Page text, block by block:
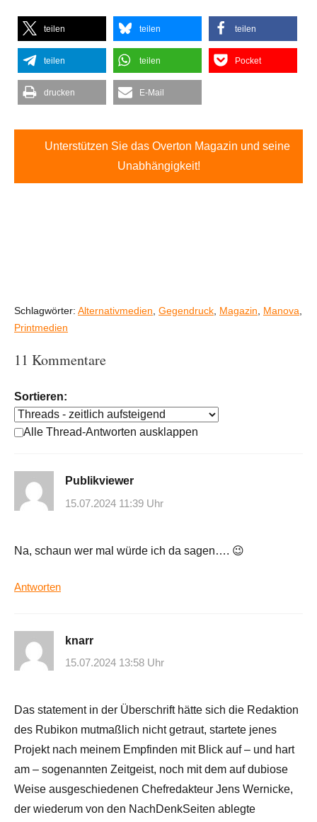
teilen teilen teilen
teilen teilen Pocket
drucken E-Mail
Unterstützen Sie das Overton Magazin und seine
Unabhängigkeit!
Schlagwörter: Alternativmedien, Gegendruck, Magazin, Manova,
Printmedien
11 Kommentare
Sortieren:
Alle Thread-Antworten ausklappen
Publikviewer
15.07.2024 11:39 Uhr
Na, schaun wer mal würde ich da sagen…. 😉
Antworten
knarr
15.07.2024 13:58 Uhr
Das statement in der Überschrift hätte sich die Redaktion
des Rubikon mutmaßlich nicht getraut, startete jenes
Projekt nach meinem Empfinden mit Blick auf – und hart
am – sogenannten Zeitgeist, noch mit dem auf dubiose
Weise ausgeschiedenen Chefredakteur Jens Wernicke,
der wiederum von den NachDenkSeiten ablegte